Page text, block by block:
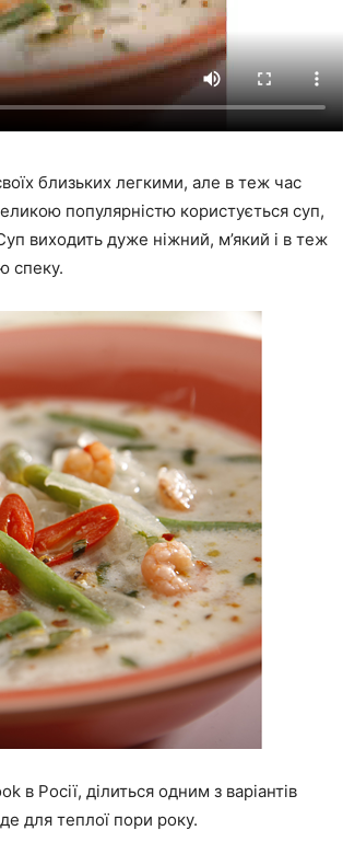
близьких легкими, але в теж час
популярністю користується суп,
виходить дуже ніжний, м’який і в теж
спеку.
Росії, ділиться одним з варіантів
для теплої пори року.